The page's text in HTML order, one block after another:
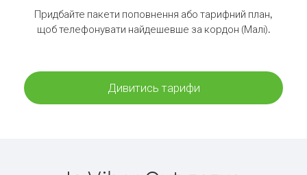
Придбайте пакети поповнення або тарифний план,
щоб телефонувати найдешевше за кордон (Малі).
Дивитись тарифи